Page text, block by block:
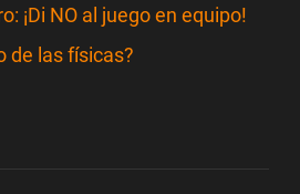
¡Di NO al juego en equipo!
de las físicas?